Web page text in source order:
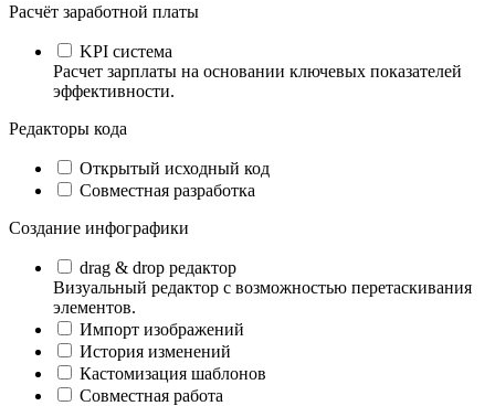
Расчёт заработной платы
KPI система
Расчет зарплаты на основании ключевых показателей
эффективности.
Редакторы кода
Открытый исходный код
Совместная разработка
Создание инфографики
drag & drop редактор
Визуальный редактор с возможностью перетаскивания
элементов.
Импорт изображений
История изменений
Кастомизация шаблонов
Совместная работа